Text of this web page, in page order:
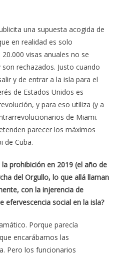
una supuesta acogida de
en realidad es solo
visas anuales no se
rechazados. Justo cuando
y de entrar a la isla para el
de Estados Unidos es
y para eso utiliza (y a
de Miami.
parecer los máximos
de Cuba.
prohibición en 2019 (el año de
del Orgullo, lo que allá llaman
con la injerencia de
efervescencia social en la isla?
Porque parecía
encarábamos las
Pero los funcionarios